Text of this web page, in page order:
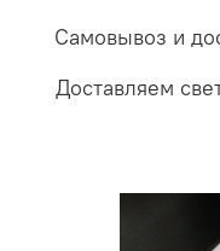
Самовывоз и
Доставляем